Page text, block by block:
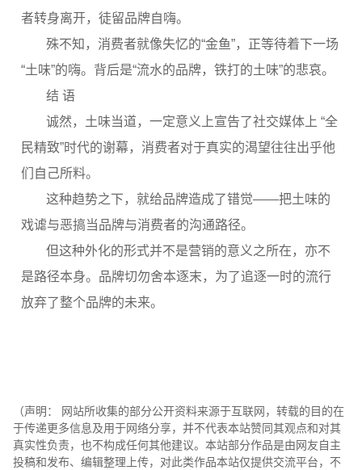
者转身离开，徒留品牌自嗨。
殊不知，消费者就像失忆的“金鱼”，正等待着下一场
“土味”的嗨。背后是“流水的品牌，铁打的土味”的悲哀。
结 语
诚然，土味当道，一定意义上宣告了社交媒体上 “全
民精致”时代的谢幕，消费者对于真实的渴望往往出乎他
们自己所料。
这种趋势之下，就给品牌造成了错觉——把土味的
戏谑与恶搞当品牌与消费者的沟通路径。
但这种外化的形式并不是营销的意义之所在，亦不
是路径本身。品牌切勿舍本逐末，为了追逐一时的流行
放弃了整个品牌的未来。
（声明： 网站所收集的部分公开资料来源于互联网，转载的目的在
于传递更多信息及用于网络分享，并不代表本站赞同其观点和对其
真实性负责，也不构成任何其他建议。本站部分作品是由网友自主
投稿和发布、编辑整理上传，对此类作品本站仅提供交流平台，不